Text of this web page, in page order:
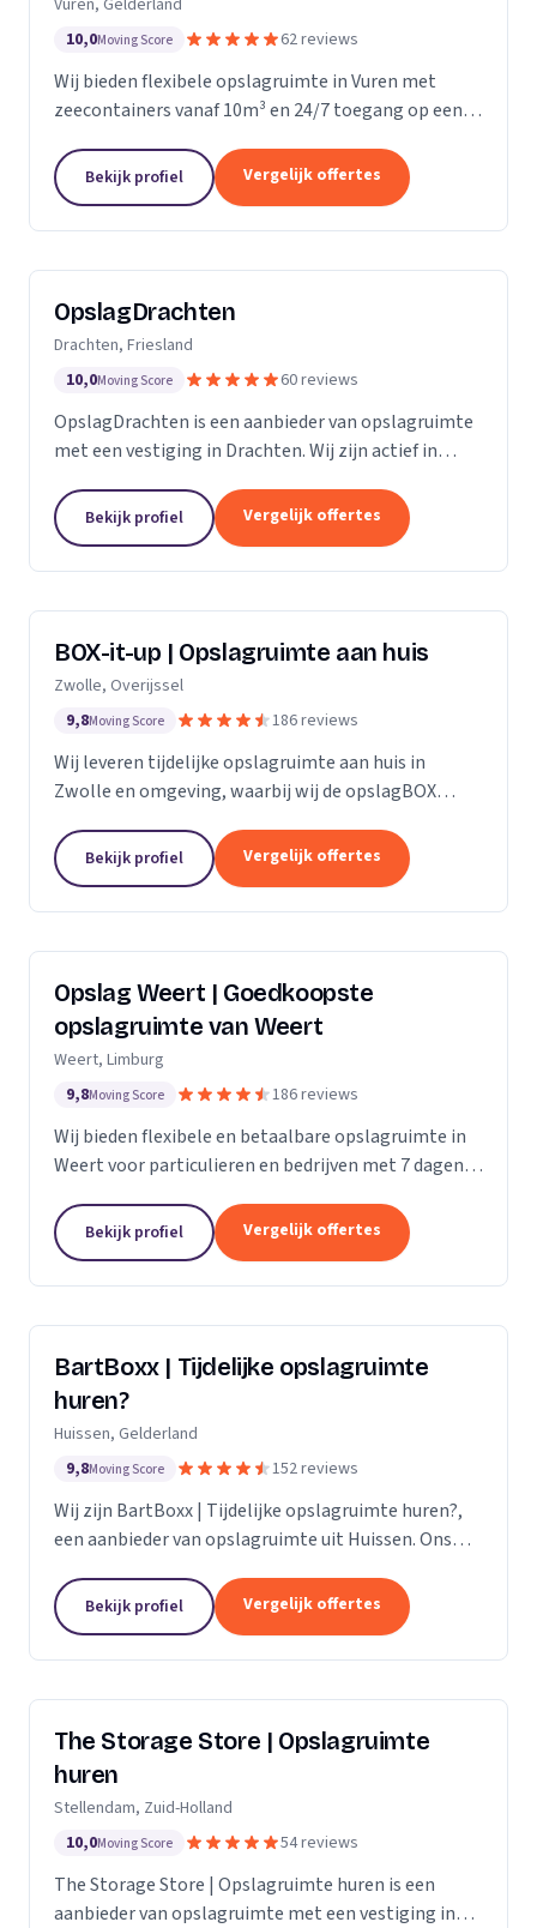
10,0Moving Score 62 reviews
Wij bieden flexibele opslagruimte in Vuren met
zeecontainers vanaf 10m³ en 24/7 toegang op een
Bekijk profiel Vergelijk offertes
OpslagDrachten
Drachten, Friesland
10,0Moving Score 60 reviews
OpslagDrachten is een aanbieder van opslagruimte
met een vestiging in Drachten. Wij zijn actief in
op een 5.
Bekijk profiel Vergelijk offertes
BOX-it-up | Opslagruimte aan huis
Zwolle, Overijssel
9,8Moving Score 186 reviews
Wij leveren tijdelijke opslagruimte aan huis in
Zwolle en omgeving, waarbij wij de opslagBOX
Bekijk profiel Vergelijk offertes
Opslag Weert | Goedkoopste
opslagruimte van Weert
Weert, Limburg
9,8Moving Score 186 reviews
Wij bieden flexibele en betaalbare opslagruimte in
Weert voor particulieren en bedrijven met 7 dagen
Bekijk profiel Vergelijk offertes
BartBoxx | Tijdelijke opslagruimte
huren?
Huissen, Gelderland
9,8Moving Score 152 reviews
Wij zijn BartBoxx | Tijdelijke opslagruimte huren?,
een aanbieder van opslagruimte uit Huissen. Ons
Bekijk profiel Vergelijk offertes
The Storage Store | Opslagruimte
huren
Stellendam, Zuid-Holland
10,0Moving Score 54 reviews
The Storage Store | Opslagruimte huren is een
aanbieder van opslagruimte met een vestiging in